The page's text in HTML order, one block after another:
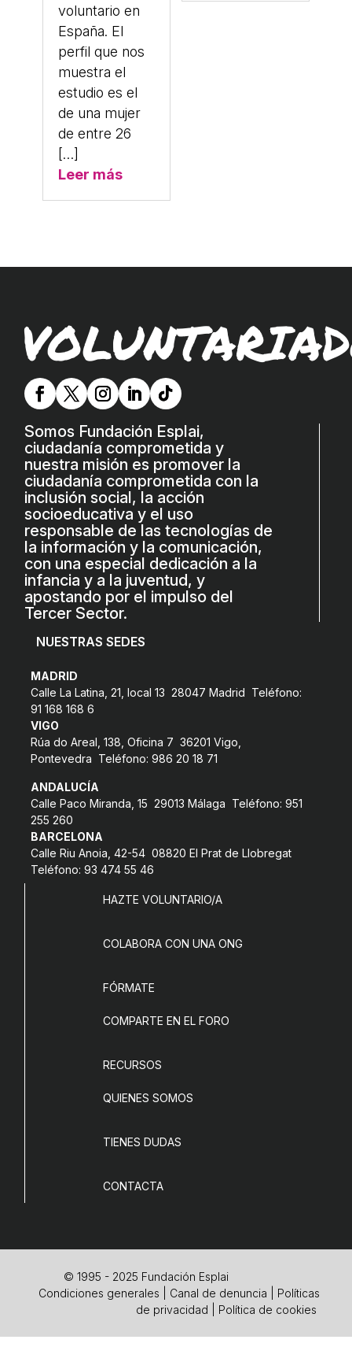
voluntario en
España. El
perfil que nos
muestra el
estudio es el
de una mujer
de entre 26
[…]
Leer más
Somos Fundación Esplai,
ciudadanía comprometida y
nuestra misión es promover la
ciudadanía comprometida con la
inclusión social, la acción
socioeducativa y el uso
responsable de las tecnologías de
la información y la comunicación,
con una especial dedicación a la
infancia y a la juventud, y
apostando por el impulso del
Tercer Sector.
NUESTRAS SEDES
MADRID
Calle La Latina, 21, local 13 28047 Madrid Teléfono:
91 168 168 6
VIGO
Rúa do Areal, 138, Oficina 7 36201 Vigo,
Pontevedra Teléfono: 986 20 18 71
ANDALUCÍA
Calle Paco Miranda, 15 29013 Málaga Teléfono: 951
255 260
BARCELONA
Calle Riu Anoia, 42-54 08820 El Prat de Llobregat
Teléfono: 93 474 55 46
HAZTE VOLUNTARIO/A
COLABORA CON UNA ONG
FÓRMATE
COMPARTE EN EL FORO
RECURSOS
QUIENES SOMOS
TIENES DUDAS
CONTACTA
© 1995 - 2025 Fundación Esplai
Condiciones generales
Canal de denuncia
Políticas
de privacidad
Política de cookies